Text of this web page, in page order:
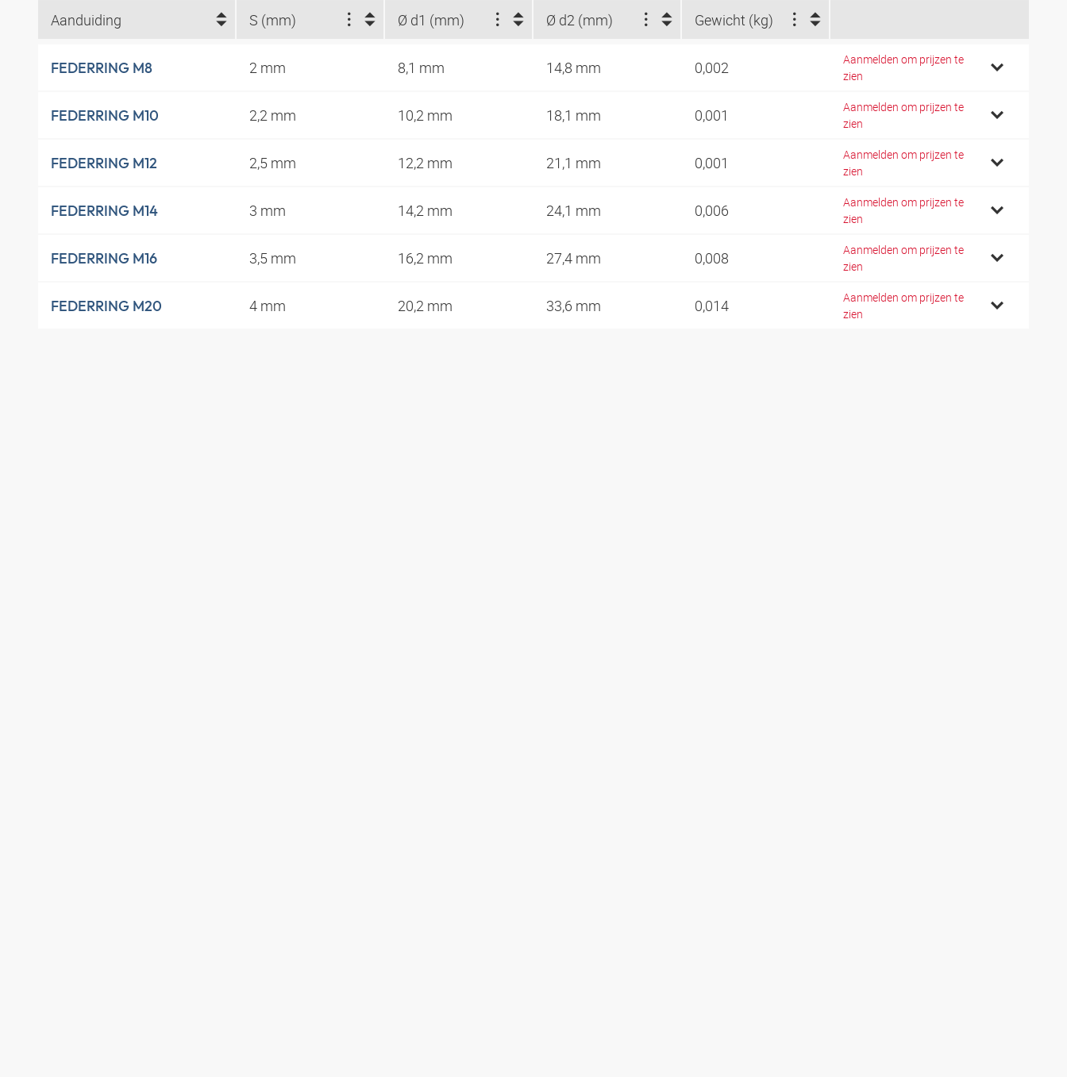
Aanduiding S (mm) Ø d1 (mm) Ø d2 (mm) Gewicht (kg)
FEDERRING M8 2 mm 8,1 mm 14,8 mm 0,002
Aanmelden om prijzen te
zien
FEDERRING M10 2,2 mm 10,2 mm 18,1 mm 0,001
Aanmelden om prijzen te
zien
FEDERRING M12 2,5 mm 12,2 mm 21,1 mm 0,001
Aanmelden om prijzen te
zien
FEDERRING M14 3 mm 14,2 mm 24,1 mm 0,006
Aanmelden om prijzen te
zien
FEDERRING M16 3,5 mm 16,2 mm 27,4 mm 0,008
Aanmelden om prijzen te
zien
FEDERRING M20 4 mm 20,2 mm 33,6 mm 0,014
Aanmelden om prijzen te
zien